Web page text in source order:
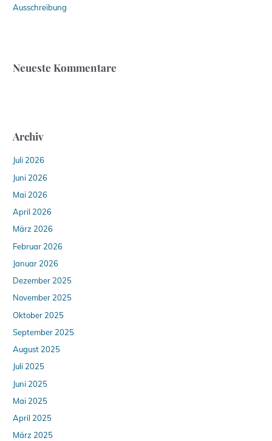
Ausschreibung
Neueste Kommentare
Archiv
Juli 2026
Juni 2026
Mai 2026
April 2026
März 2026
Februar 2026
Januar 2026
Dezember 2025
November 2025
Oktober 2025
September 2025
August 2025
Juli 2025
Juni 2025
Mai 2025
April 2025
März 2025